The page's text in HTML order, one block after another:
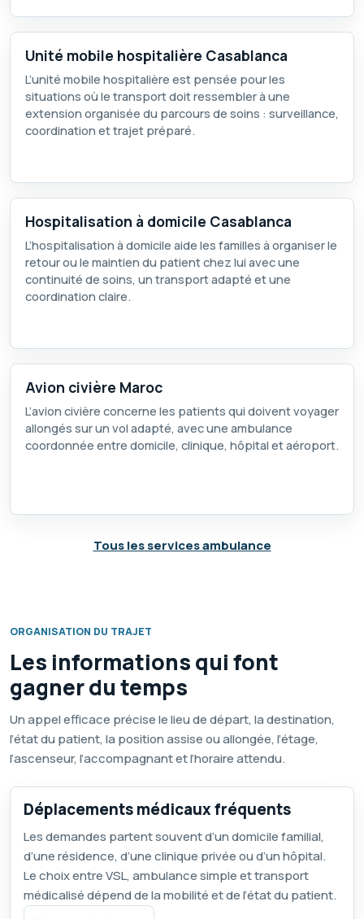
Unité mobile hospitalière Casablanca
L’unité mobile hospitalière est pensée pour les
situations où le transport doit ressembler à une
extension organisée du parcours de soins : surveillance,
coordination et trajet préparé.
Hospitalisation à domicile Casablanca
L’hospitalisation à domicile aide les familles à organiser le
retour ou le maintien du patient chez lui avec une
continuité de soins, un transport adapté et une
coordination claire.
Avion civière Maroc
L’avion civière concerne les patients qui doivent voyager
allongés sur un vol adapté, avec une ambulance
coordonnée entre domicile, clinique, hôpital et aéroport.
Tous les services ambulance
ORGANISATION DU TRAJET
Les informations qui font
gagner du temps
Un appel efficace précise le lieu de départ, la destination,
l’état du patient, la position assise ou allongée, l’étage,
l’ascenseur, l’accompagnant et l’horaire attendu.
Déplacements médicaux fréquents
Les demandes partent souvent d’un domicile familial,
d’une résidence, d’une clinique privée ou d’un hôpital.
Le choix entre VSL, ambulance simple et transport
médicalisé dépend de la mobilité et de l’état du patient.